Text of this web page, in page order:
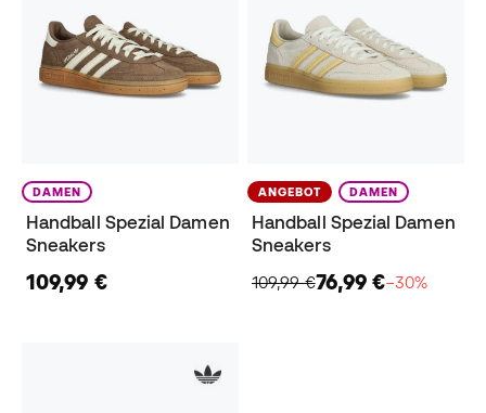
DAMEN
Handball Spezial Damen
Sneakers
109,99 €
ANGEBOT DAMEN
Handball Spezial Damen
Sneakers
109,99 €76,99 €−30%